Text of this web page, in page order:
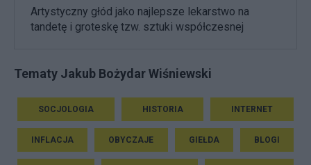
Artystyczny głód jako najlepsze lekarstwo na
tandetę i groteskę tzw. sztuki współczesnej
Tematy Jakub Bożydar Wiśniewski
SOCJOLOGIA HISTORIA INTERNET
INFLACJA OBYCZAJE GIEŁDA BLOGI